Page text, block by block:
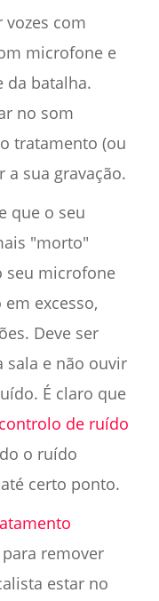
com
microfone e
da batalha.
no som
tratamento (ou
a sua gravação.
que o seu
"morto"
seu microfone
excesso,
Deve ser
sala e não ouvir
É claro que
de ruído
o ruído
certo ponto.
remover
estar no